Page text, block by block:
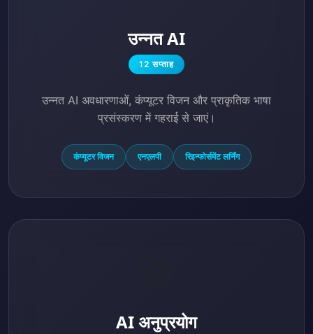
उन्नत AI
12 सप्ताह
उन्नत AI अवधारणाओं, कंप्यूटर विजन और प्राकृतिक भाषा
प्रसंस्करण में गहराई से जाएं।
कंप्यूटर विजन एनएलपी रिइन्फोर्समेंट लर्निंग
AI अनुप्रयोग